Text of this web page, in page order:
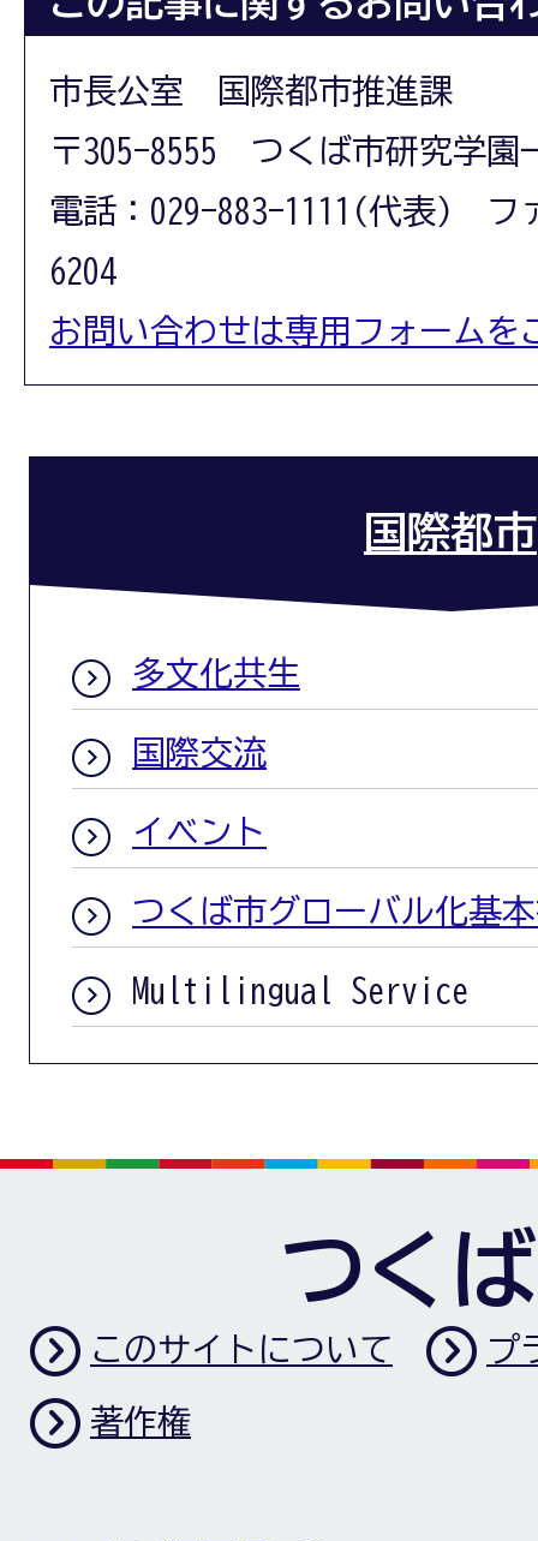
市長公室 国際都市推進課
〒305-8555 つくば市研究学園
電話：029-883-1111(代表) フ
6204
お問い合わせは専用フォームを
国際都市
多文化共生
国際交流
イベント
つくば市グローバル化基
Multilingual Service
つく
このサイトについて プ
著作権